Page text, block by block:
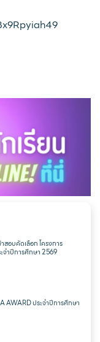
าสอบคัดเลือก โครงการ
จำปีการศึกษา 2569
AWARD ประจำปีการศึกษา